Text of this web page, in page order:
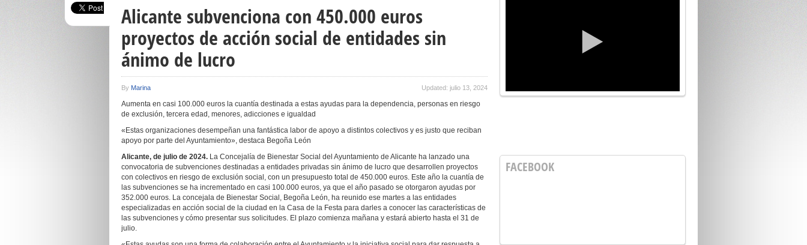
Alicante subvenciona con 450.000 euros
proyectos de acción social de entidades sin
ánimo de lucro
By Marina Updated: julio 13, 2024
Aumenta en casi 100.000 euros la cuantía destinada a estas ayudas para la dependencia, personas en riesgo
de exclusión, tercera edad, menores, adicciones e igualdad
«Estas organizaciones desempeñan una fantástica labor de apoyo a distintos colectivos y es justo que reciban
apoyo por parte del Ayuntamiento», destaca Begoña León
Alicante, de julio de 2024. La Concejalía de Bienestar Social del Ayuntamiento de Alicante ha lanzado una
convocatoria de subvenciones destinadas a entidades privadas sin ánimo de lucro que desarrollen proyectos
con colectivos en riesgo de exclusión social, con un presupuesto total de 450.000 euros. Este año la cuantía de
las subvenciones se ha incrementado en casi 100.000 euros, ya que el año pasado se otorgaron ayudas por
352.000 euros. La concejala de Bienestar Social, Begoña León, ha reunido ese martes a las entidades
especializadas en acción social de la ciudad en la Casa de la Festa para darles a conocer las características de
las subvenciones y cómo presentar sus solicitudes. El plazo comienza mañana y estará abierto hasta el 31 de
julio.
FACEBOOK